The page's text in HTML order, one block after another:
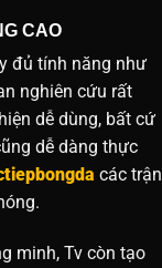
CAO
đủ tính năng như
nghiên cứu rất
dễ dùng, bất cứ
dễ dàng thực
các trận
minh, Tv còn tạo